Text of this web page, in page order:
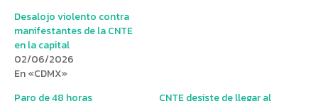
Desalojo violento contra
manifestantes de la CNTE
en la capital
02/06/2026
En «CDMX»
Paro de 48 horas
CNTE desiste de llegar al